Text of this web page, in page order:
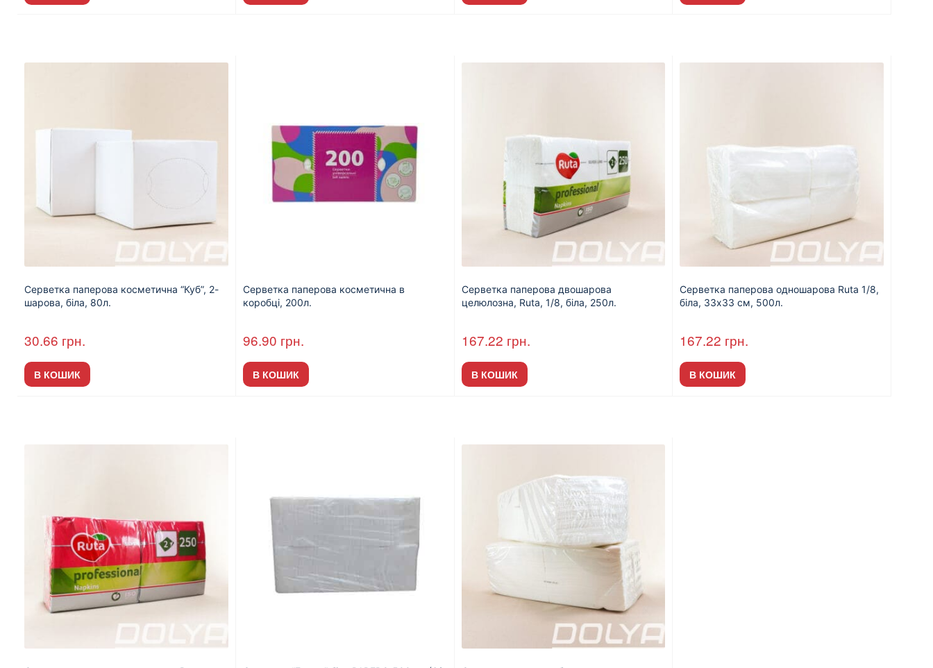
Серветка паперова косметична “Куб”, 2-
шарова, біла, 80л.
30.66 грн.
В КОШИК
Серветка паперова косметична в
коробці, 200л.
96.90 грн.
В КОШИК
Серветка паперова двошарова
целюлозна, Ruta, 1/8, біла, 250л.
167.22 грн.
В КОШИК
Серветка паперова одношарова Ruta 1/8,
біла, 33х33 см, 500л.
167.22 грн.
В КОШИК